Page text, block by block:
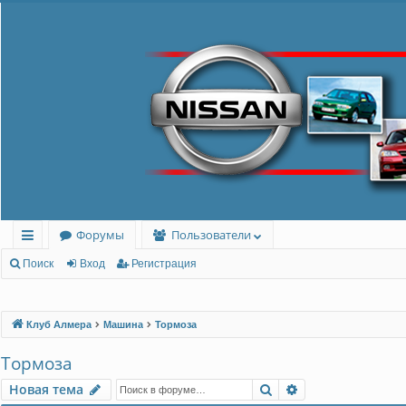
с
лк
Форумы Пользователи
Поиск Вход Регистрация
Клуб Алмера Машина Тормоза
Тормоза
Новая тема Поиск